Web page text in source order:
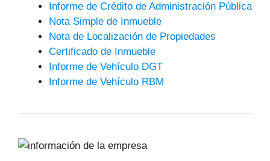
Informe de Crédito de Administración Pública
Nota Simple de Inmueble
Nota de Localización de Propiedades
Certificado de Inmueble
Informe de Vehículo DGT
Informe de Vehículo RBM